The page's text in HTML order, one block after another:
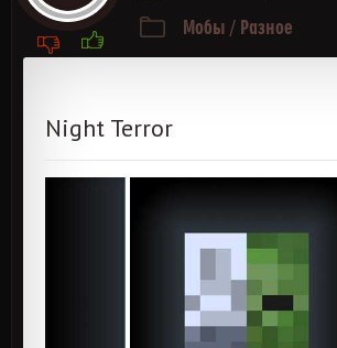
Мобы / Разное
Night Terror